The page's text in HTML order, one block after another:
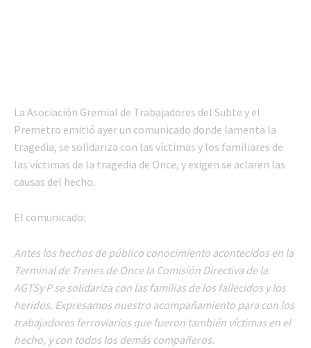
La Asociación Gremial de Trabajadores del Subte y el
Premetro emitió ayer un comunicado donde lamenta la
tragedia, se solidariza con las víctimas y los familiares de
las víctimas de la tragedia de Once, y exigen se aclaren las
causas del hecho.
El comunicado:
Antes los hechos de público conocimiento acontecidos en la
Terminal de Trenes de Once la Comisión Directiva de la
AGTSy P se solidariza con las familias de los fallecidos y los
heridos. Expresamos nuestro acompañamiento para con los
trabajadores ferroviarios que fueron también víctimas en el
hecho, y con todos los demás compañeros.